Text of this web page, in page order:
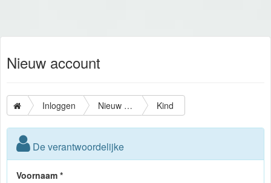
Nieuw account
Inloggen Nieuw account Kind
De verantwoordelijke
Voornaam *